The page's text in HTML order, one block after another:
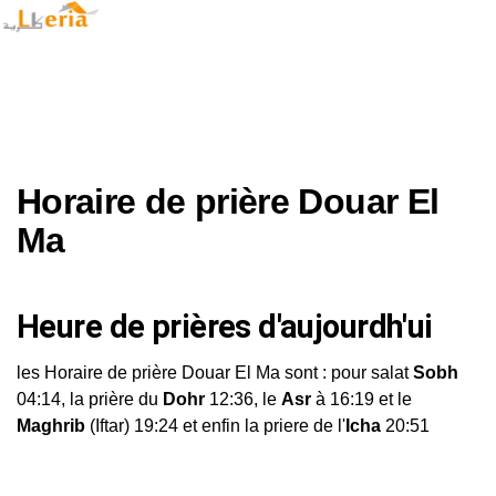
Horaire de prière Douar El
Ma
Heure de prières d'aujourdh'ui
les Horaire de prière Douar El Ma sont : pour salatSobh
04:14, la prière du Dohr 12:36, le Asr à 16:19 et le
Maghrib (Iftar) 19:24 et enfin la priere de l' Icha 20:51